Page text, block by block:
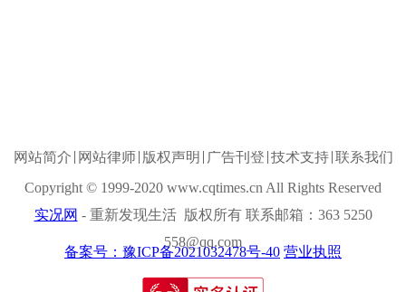
网站简介 网站律师 版权声明 广告刊登 技术支持 联系我们
Copyright © 1999-2020 www.cqtimes.cn All Rights Reserved
实况网 - 重新发现生活 版权所有 联系邮箱：363 5250
558@qq.com
备案号：豫ICP备2021032478号-40 营业执照